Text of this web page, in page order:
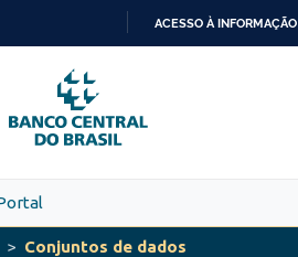
PARA
O
CONTEÚDO
ACESSO À INFORMAÇÃO
Conjuntos de dados